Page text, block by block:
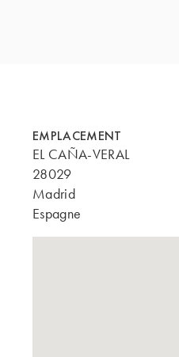
EMPLACEMENT
EL CAÑA-VERAL
28029
Madrid
Espagne